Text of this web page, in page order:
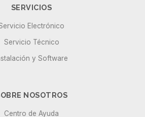
SERVICIOS
Electrónico
Servicio Técnico
y Software
NOSOTROS
Centro de Ayuda